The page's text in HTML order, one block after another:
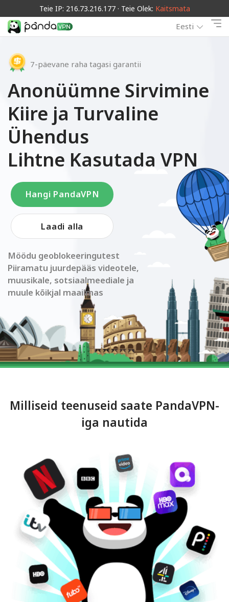
Teie IP: 216.73.216.177 · Teie Olek: Kaitsmata
Eesti
7-päevane raha tagasi garantii
Anonüümne Sirvimine
Kiire ja Turvaline
Ühendus
Lihtne Kasutada VPN
Hangi PandaVPN
Laadi alla
Möödu geoblokeeringutest
Piiramatu juurdepääs videotele,
muusikale, sotsiaalmeediale ja
muule kõikjal maailmas
Milliseid teenuseid saate PandaVPN-
iga nautida